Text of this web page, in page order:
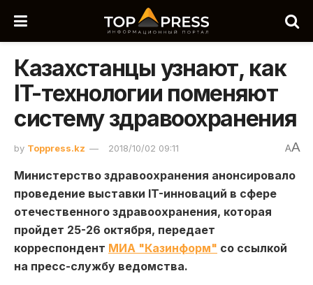
Казахстанцы узнают, как
IT-технологии поменяют
систему здравоохранения
by Toppress.kz 2018/10/02 09:11 AA
Министерство здравоохранения анонсировало
проведение выставки IT-инноваций в сфере
отечественного здравоохранения, которая
пройдет 25-26 октября, передает
корреспондент МИА "Казинформ" со ссылкой
на пресс-службу ведомства.